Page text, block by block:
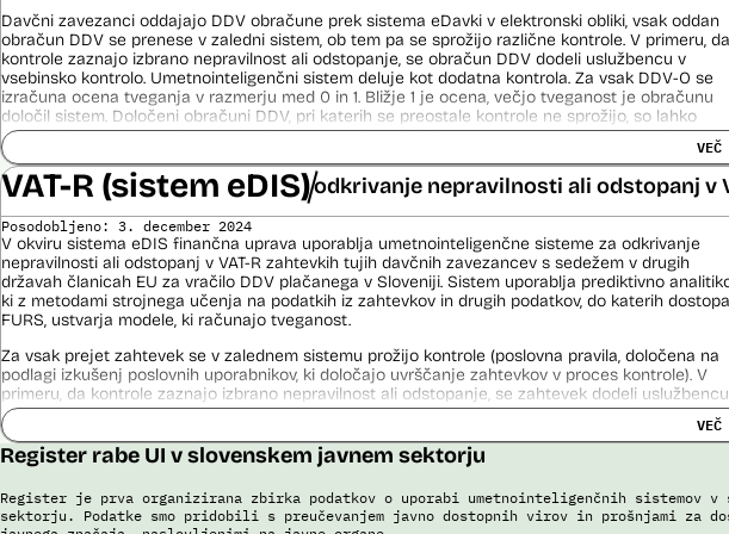
Uslužbenci nacionalne enote za informacije o potnikih vsa ujemanja pri avtomatizirani obdelavi
podatkov ter varnostna tveganja posamično pregledajo še z neavtomatiziranimi sredstvi.
Sistem uporablja sledeče vire podatkov: Evidenca potnikov, prijavljenih na let, Evidenca potnikov
iz sistema rezervacij letalskih vozovnic, Evidence policije, Schengenskega informacijskega
sistema, Interpola.
Viri:
Brošura 60 let informacijsko telekomunikacijskega sistema policije
Odgovor na zahtevek za informacije javnega značaja
Davčni zavezanci oddajajo DDV obračune prek sistema eDavki v elektronski obliki, vsak oddan
obračun DDV se prenese v zaledni sistem, ob tem pa se sprožijo različne kontrole. V primeru, da
kontrole zaznajo izbrano nepravilnost ali odstopanje, se obračun DDV dodeli uslužbencu v
vsebinsko kontrolo. Umetnointeligenčni sistem deluje kot dodatna kontrola. Za vsak DDV-O se
izračuna ocena tveganja v razmerju med 0 in 1. Bližje 1 je ocena, večjo tveganost je obračunu
določil sistem. Določeni obračuni DDV, pri katerih se preostale kontrole ne sprožijo, so lahko
zaradi višine tveganosti, ki jo dodeli umetnointeligenčni sistem, prav tako dodeljeni
v pregled.
Izdelava modelov poteka z orodjem SAP Data Intelligence. To orodje v fazi izdelave ustvari
število modelov (več kot 1000), nato se v več fazah izloča manj ustrezne modele in na koncu
izbere enega, ki se ga potem uporabi v produkciji.
Viri:
Odgovor na zahtevo za dostop do informacij javnega značaja
Postopek izdelave prediktivnega modela
Povezava na spletno mesto SAP
Dosje javnega naročila (2021)
Dosje javnega naročila (2023)
VAT-R (sistem eDIS)odkrivanje nepravilnosti ali odstopanj v
Posodobljeno: 3. december 2024
V okviru sistema eDIS finančna uprava uporablja umetnointeligenčne sisteme za odkrivanje
nepravilnosti ali odstopanj v VAT-R zahtevkih tujih davčnih zavezancev s sedežem v drugih
državah članicah EU za vračilo DDV plačanega v Sloveniji. Sistem uporablja prediktivno
ki z metodami strojnega učenja na podatkih iz zahtevkov in drugih podatkov, do katerih dostopa
FURS, ustvarja modele, ki računajo tveganost.
Za vsak prejet zahtevek se v zalednem sistemu prožijo kontrole (poslovna pravila, določena na
podlagi izkušenj poslovnih uporabnikov, ki določajo uvrščanje zahtevkov v proces kontrole). V
primeru, da kontrole zaznajo izbrano nepravilnost ali odstopanje, se zahtevek dodeli
vsebinsko kontrolo. Umetnointeligenčni sistem deluje kot dodatna kontrola in temelji na
prediktivnem modelu. Vsak VAT-R zahtevek vsebuje enega ali več računov. Za vsak račun se
izračuna ocena tveganja, ki je 0 ali 1. Če je 1, ga sistem določi kot tveganega, če je 0, ga sistem
zazna kot netveganega. Na tej podlagi se šteje, da je tvegan VAT-R zahtevek, ki vsebuje vsaj en
tvegan račun. O zahtevkih VAT-R, ki so ocenjeni kot tvegani ali na katerih se prožijo druga
poslovna pravila, vedno vsebinsko odločajo uslužbenci FURS.
Register rabe UI v slovenskem javnem sektorju
Register je prva organizirana zbirka podatkov o uporabi umetnointeligenčnih sistemov v
sektorju. Podatke smo pridobili s preučevanjem javno dostopnih virov in prošnjami za